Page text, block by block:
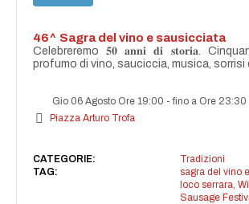
46^ Sagra del vino e sausicciata
Celebreremo 𝟓𝟎 𝐚𝐧𝐧𝐢 𝐝𝐢 𝐬𝐭𝐨𝐫𝐢𝐚.
profumo di vino, sauciccia, musica, sorrisi
Gio 06 Agosto Ore 19:00 -fino a Ore 23:30
Piazza Arturo Trofa
CATEGORIE:
Tradizioni
TAG:
sagra del vino
loco serrara,
Sausage